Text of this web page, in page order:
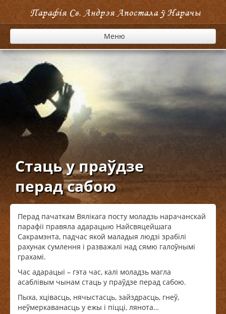
Парафія Cв. Андрэя Апостала ў Нарачы
Меню
Стаць у праўдзе
перад сабою
Перад пачаткам Вялікага посту моладзь нарачанскай
парафіі правяла адарацыю Найсвяцейшага
Сакрамэнта, падчас якой маладыя людзі зрабілі
рахунак сумлення і разважалі над сямю галоўнымі
грахамі.
Час адарацыі – гэта час, калі моладзь магла
асаблівым чынам стаць у праўдзе перад сабою.
Пыха, хцівасць, нячыстасць, зайздрасць, гнеў,
неўмеркаванасць у ежы і піцці, лянота…